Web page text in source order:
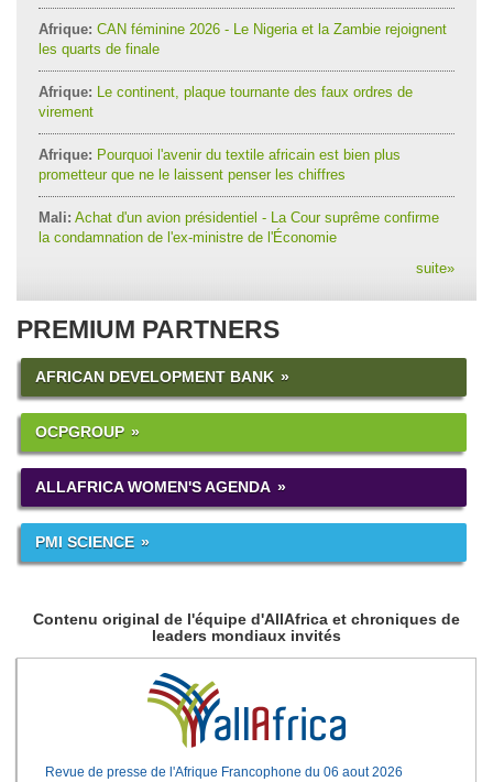
Afrique: CAN féminine 2026 - Le Nigeria et la Zambie rejoignent
les quarts de finale
Afrique: Le continent, plaque tournante des faux ordres de
virement
Afrique: Pourquoi l'avenir du textile africain est bien plus
prometteur que ne le laissent penser les chiffres
Mali: Achat d'un avion présidentiel - La Cour suprême confirme
la condamnation de l'ex-ministre de l'Économie
suite»
PREMIUM PARTNERS
AFRICAN DEVELOPMENT BANK
OCPGROUP
ALLAFRICA WOMEN'S AGENDA
PMI SCIENCE
Contenu original de l'équipe d'AllAfrica et chroniques de
leaders mondiaux invités
Revue de presse de l'Afrique Francophone du 06 aout 2026